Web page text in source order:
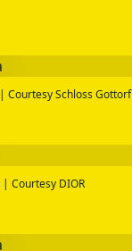
Schloss Gottorf
Courtesy DIOR